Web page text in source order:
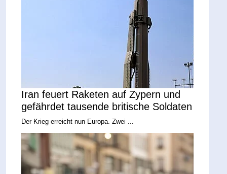
Iran feuert Raketen auf Zypern und
gefährdet tausende britische Soldaten
Der Krieg erreicht nun Europa. Zwei ...